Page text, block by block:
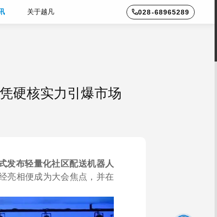
售机器 酒店配送机器人
关于越凡 028-68965289
硬核实力引爆市场
发布轻量化社区配送机器人
亮相便成为大会焦点，并在